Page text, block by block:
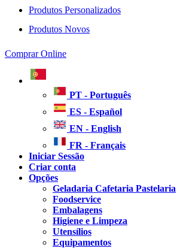
Produtos Personalizados
Produtos Novos
Comprar Online
PT - Português
ES - Español
EN - English
FR - Français
Iniciar Sessão
Criar conta
Opções
Geladaria Cafetaria Pastelaria
Foodservice
Embalagens
Higiene e Limpeza
Utensílios
Equipamentos